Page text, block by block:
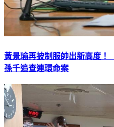
黃景瑜再披制服帥出新高度！
孫千追查連環命案